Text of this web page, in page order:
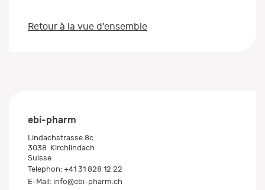
Retour à la vue d’ensemble
ebi-pharm
Lindachstrasse 8c
3038 Kirchlindach
Suisse
Telephon: +41 31 828 12 22
E-Mail: info@ebi-pharm.ch